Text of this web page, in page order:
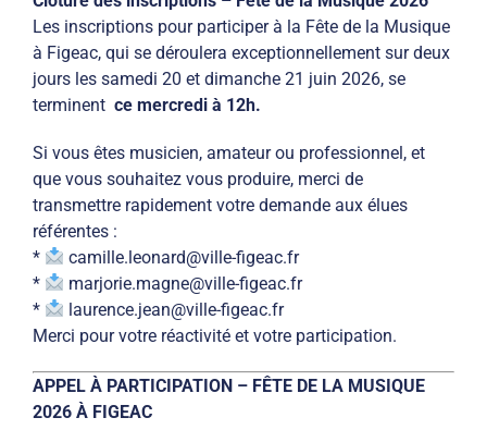
Les inscriptions pour participer à la Fête de la Musique
à Figeac, qui se déroulera exceptionnellement sur deux
jours les samedi 20 et dimanche 21 juin 2026, se
terminent ce mercredi à 12h.
Si vous êtes musicien, amateur ou professionnel, et
que vous souhaitez vous produire, merci de
transmettre rapidement votre demande aux élues
référentes :
*
camille.leonard@ville-figeac.fr
*
marjorie.magne@ville-figeac.fr
*
laurence.jean@ville-figeac.fr
Merci pour votre réactivité et votre participation.
APPEL À PARTICIPATION – FÊTE DE LA MUSIQUE
2026 À FIGEAC